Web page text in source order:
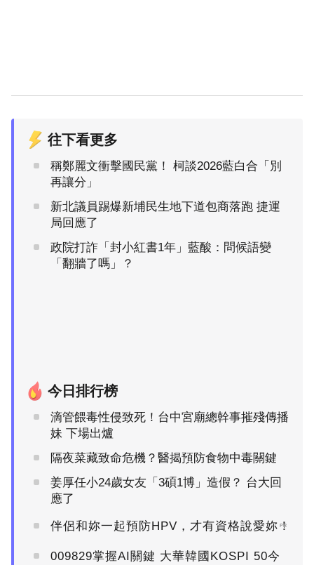
往下看更多
稱鄭麗文衝擊國民黨！ 柯談2026藍白合「別
再讓分」
新北議員踢爆新埔民生地下道包商落跑 捷運
局回應了
政院打詐「封小紅書1年」藍酸：問候語變
「翻牆了嗎」？
今日排行榜
滴管餵毒性侵致死！台中宮廟總幹事摧殘傳播
妹 下場出爐
隔夜菜藏致命危機？醫揭預防食物中毒關鍵
姜厚任小24歲女友「3碩1博」造假？ 台大回
應了
伴侶和妳一起預防HPV，才有資格說愛妳！
PR
009829掌握AI關鍵 大華韓國KOSPI 50今